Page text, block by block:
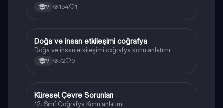
9 164 1
Coğrafya
Doğa ve insan etkileşimi coğrafya
Doğa ve insan etkileşimi coğrafya konu anlatımı
9 72 0
Coğrafya
Küresel Çevre Sorunları
12. Sınıf Coğrafya Konu anlatımı